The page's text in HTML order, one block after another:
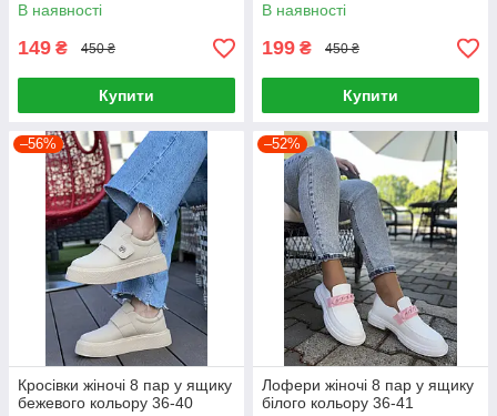
В наявності
149 ₴ 450 ₴
Купити
В наявності
199 ₴ 450 ₴
Купити
–56%
Кросівки жіночі 8 пар у ящику
бежевого кольору 36-40
–52%
Лофери жіночі 8 пар у ящику
білого кольору 36-41